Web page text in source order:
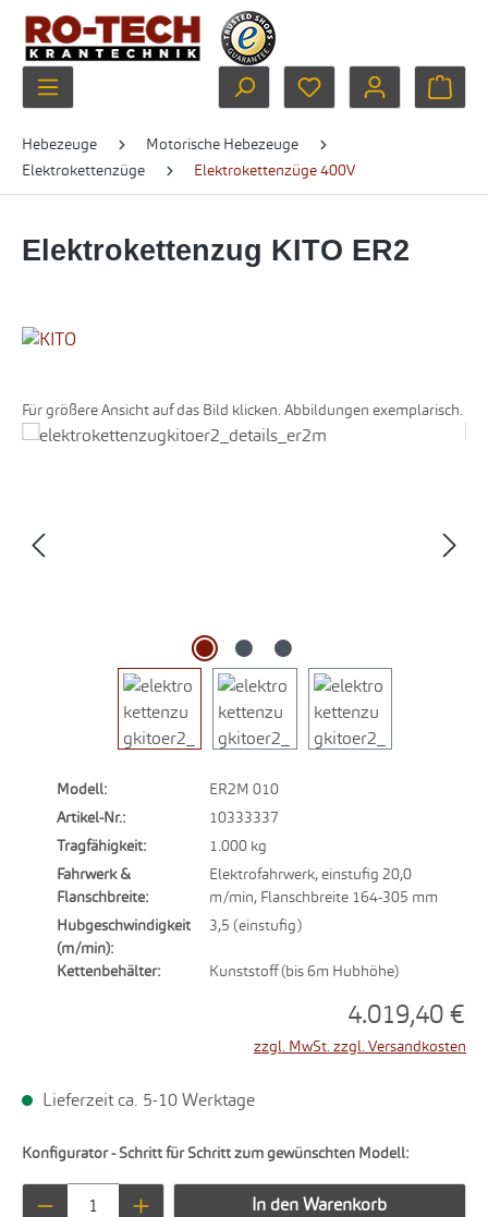
Zum Hauptinhalt springen
Du hast 0 Produkte
Hebezeuge
Motorische Hebezeuge
Elektrokettenzüge
Elektrokettenzüge 400V
Elektrokettenzug KITO ER2
Für größere Ansicht auf das Bild klicken. Abbildungen exemplarisch.
Bildergalerie überspringen
Modell:
ER2M 010
Artikel-Nr.:
10333337
Tragfähigkeit:
1.000 kg
Fahrwerk &
Flanschbreite:
Elektrofahrwerk, einstufig 20,0
m/min, Flanschbreite 164-305 mm
Hubgeschwindigkeit
(m/min):
3,5 (einstufig)
Kettenbehälter: Kunststoff (bis 6m Hubhöhe)
4.019,40 €
zzgl. MwSt. zzgl. Versandkosten
Lieferzeit ca. 5-10 Werktage
Konfigurator - Schritt für Schritt zum gewünschten Modell:
Produkt Anzahl: Gib den gewünschten
In den Warenkorb